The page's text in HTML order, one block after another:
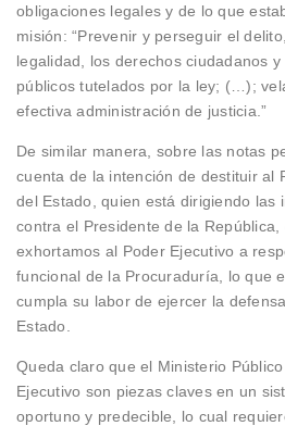
obligaciones legales y de lo que
misión: “Prevenir y perseguir el
legalidad, los derechos ciudadanos
públicos tutelados por la ley; (…);
efectiva administración de justicia.”
De similar manera, sobre las notas
cuenta de la intención de destituir al
del Estado, quien está dirigiendo las
contra el Presidente de la República,
exhortamos al Poder Ejecutivo a
funcional de la Procuraduría, lo que
cumpla su labor de ejercer la
Estado.
Queda claro que el Ministerio
Ejecutivo son piezas claves en un
oportuno y predecible, lo cual